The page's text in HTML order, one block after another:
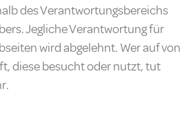
des Verantwortungsbereichs
Jegliche Verantwortung für
wird abgelehnt. Wer auf von
diese besucht oder nutzt, tut